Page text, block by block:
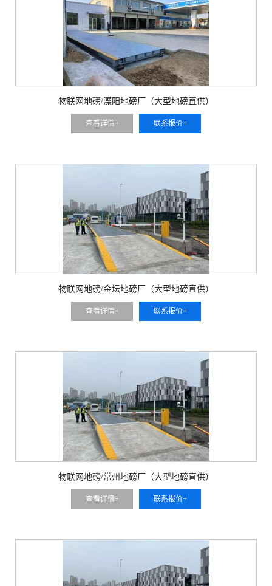
物联网地磅/溧阳地磅厂（大型地磅直供）
查看详情+ 联系报价+
物联网地磅/金坛地磅厂（大型地磅直供）
查看详情+ 联系报价+
物联网地磅/常州地磅厂（大型地磅直供）
查看详情+ 联系报价+